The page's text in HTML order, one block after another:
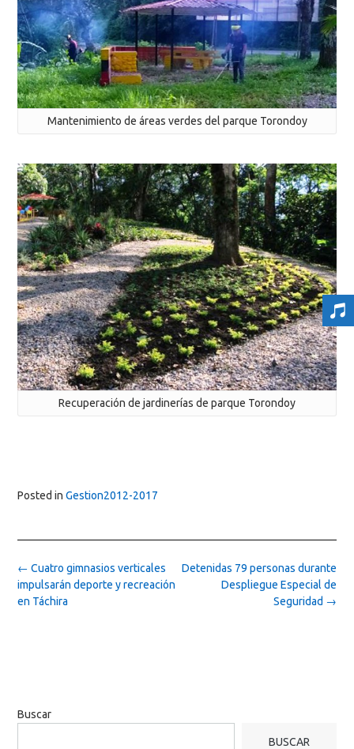
Mantenimiento de áreas verdes del parque Torondoy
Recuperación de jardinerías de parque Torondoy
Posted in Gestion2012-2017
Post
navigation
Detenidas 79 personas durante
Despliegue Especial de
Seguridad →
← Cuatro gimnasios verticales
impulsarán deporte y recreación
en Táchira
Buscar
BUSCAR